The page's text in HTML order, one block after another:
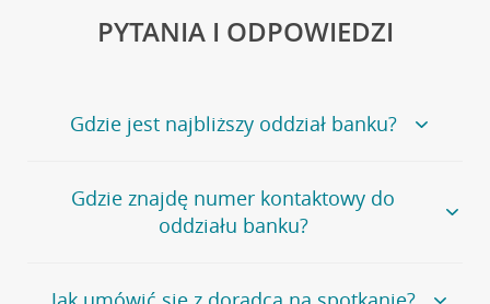
PYTANIA I ODPOWIEDZI
Gdzie jest najbliższy oddział banku?
Jeśli szukasz oddziału naszego banku, zapraszamy na
stronęPlacówki i bankomaty, na której znajduje się
wygodna wyszukiwarka.
oddziałów
Gdzie znajdę numer kontaktowy do
oddziału banku?
Bank Credit Agricole nie udostępnia ogólnego numeru